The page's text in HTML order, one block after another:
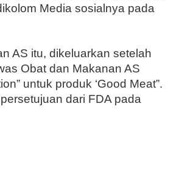
Media sosialnya pada
AS itu, dikeluarkan setelah
Obat dan Makanan AS
untuk produk ‘Good Meat”.
dari FDA pada